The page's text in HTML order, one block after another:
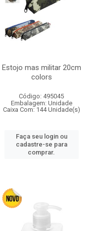
Estojo mas militar 20cm
colors
Código: 495045
Embalagem: Unidade
Caixa Com: 144 Unidade(s)
Faça seu login ou
cadastre-se para
comprar.